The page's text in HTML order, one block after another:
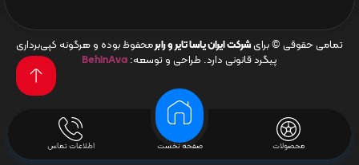
محصولات صفحه نخست اطلاعات تماس
تمامی حقوقی © برای شرکت ایران یاسا تایر و رابرمحفوظ بوده و هرگونه کپی‌برداری
پیگرد قانونی دارد. طراحی و توسعه: BehinAva